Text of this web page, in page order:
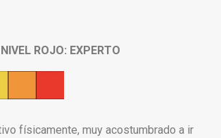
ROJO: EXPERTO
físicamente, muy acostumbrado a ir